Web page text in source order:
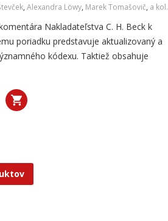
, Alexandra Löwy, Marek Tomašovič, a kol.
Nakladateľstva C. H. Beck k
poriadku predstavuje aktualizovaný a
kódexu. Taktiež obsahuje